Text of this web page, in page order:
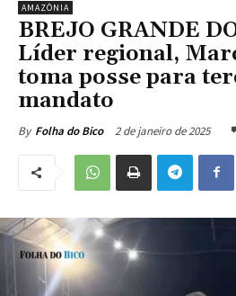
AMAZÔNIA
BREJO GRANDE
Líder regional,
toma posse para
mandato
By Folha do Bico 2 de janeiro de 2025